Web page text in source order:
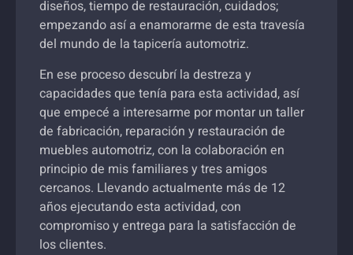
diseños, tiempo de restauración, cuidados;
empezando así a enamorarme de esta travesía
del mundo de la tapicería automotriz.
En ese proceso descubrí la destreza y
capacidades que tenía para esta actividad, así
que empecé a interesarme por montar un taller
de fabricación, reparación y restauración de
muebles automotriz, con la colaboración en
principio de mis familiares y tres amigos
cercanos. Llevando actualmente más de 12
años ejecutando esta actividad, con
compromiso y entrega para la satisfacción de
los clientes.